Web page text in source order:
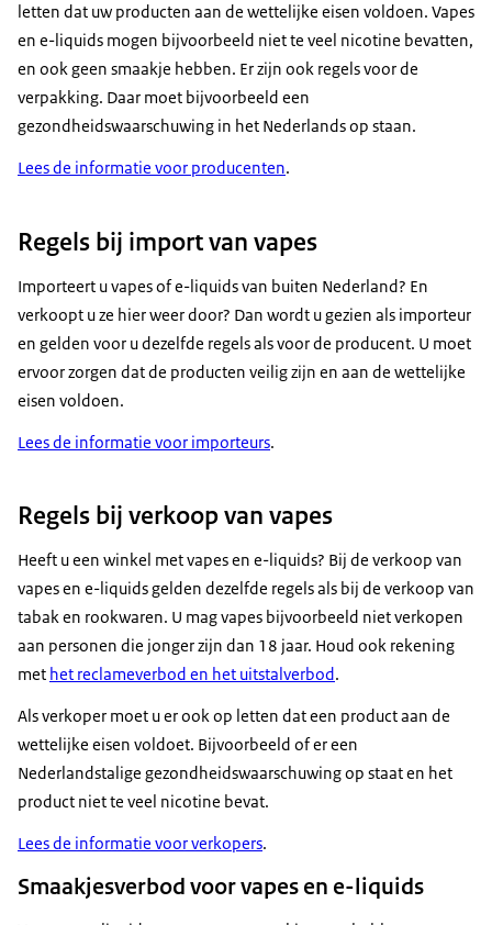
letten dat uw producten aan de wettelijke eisen voldoen. Vapes
en e-liquids mogen bijvoorbeeld niet te veel nicotine bevatten,
en ook geen smaakje hebben. Er zijn ook regels voor de
verpakking. Daar moet bijvoorbeeld een
gezondheidswaarschuwing in het Nederlands op staan.
Lees de informatie voor producenten.
Regels bij import van vapes
Importeert u vapes of e-liquids van buiten Nederland? En
verkoopt u ze hier weer door? Dan wordt u gezien als importeur
en gelden voor u dezelfde regels als voor de producent. U moet
ervoor zorgen dat de producten veilig zijn en aan de wettelijke
eisen voldoen.
Lees de informatie voor importeurs.
Regels bij verkoop van vapes
Heeft u een winkel met vapes en e-liquids? Bij de verkoop van
vapes en e-liquids gelden dezelfde regels als bij de verkoop van
tabak en rookwaren. U mag vapes bijvoorbeeld niet verkopen
aan personen die jonger zijn dan 18 jaar. Houd ook rekening
met het reclameverbod en het uitstalverbod.
Als verkoper moet u er ook op letten dat een product aan de
wettelijke eisen voldoet. Bijvoorbeeld of er een
Nederlandstalige gezondheidswaarschuwing op staat en het
product niet te veel nicotine bevat.
Lees de informatie voor verkopers.
Smaakjesverbod voor vapes en e-liquids